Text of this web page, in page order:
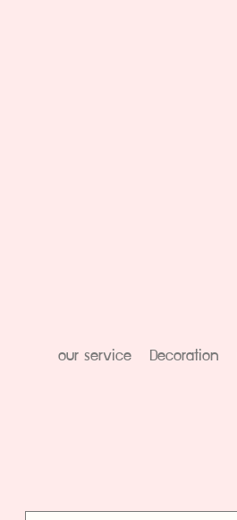
our service Decoration